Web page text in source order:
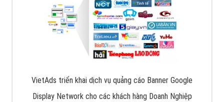
VietAds triển khai dịch vụ quảng cáo Banner Google
Display Network cho các khách hàng Doanh Nghiệp